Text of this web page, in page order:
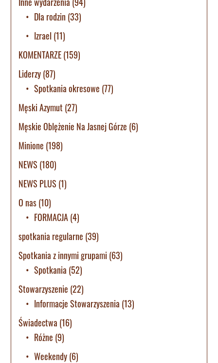
Dla rodzin (33)
Izrael (11)
KOMENTARZE(159)
Liderzy(87)
Spotkania okresowe (77)
Męski Azymut (27)
Męskie Oblężenie Na Jasnej Górze (6)
Minione (198)
NEWS (180)
NEWS PLUS (1)
O nas(10)
FORMACJA(4)
spotkania regularne (39)
Spotkania z innymi grupami (63)
Spotkania (52)
Stowarzyszenie (22)
Informacje Stowarzyszenia (13)
Świadectwa (16)
Różne (9)
Weekendy(6)